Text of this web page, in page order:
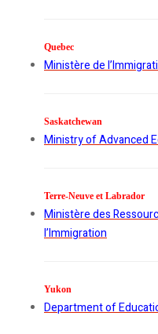
Quebec
Ministère de
Saskatchewan
Ministry of Advanced
Terre-Neuve et Labrador
Ministère des
l’Immigration
Yukon
Department of